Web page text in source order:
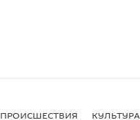
ПРОИСШЕСТВИЯ КУЛЬТУРА